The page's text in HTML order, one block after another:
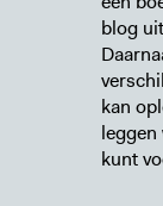
blog
kan
leggen
kunt